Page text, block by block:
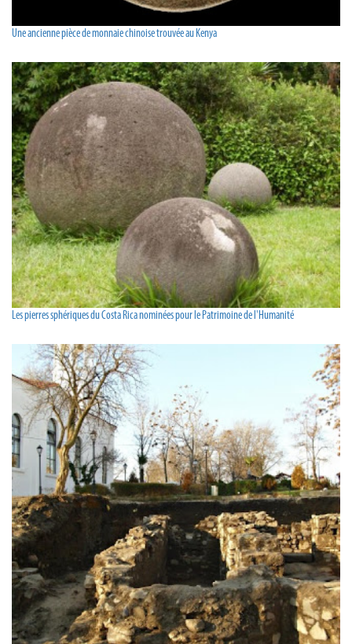
Une ancienne pièce de monnaie chinoise trouvée au Kenya
Les pierres sphériques du Costa Rica nominées pour le Patrimoine de l'Humanité